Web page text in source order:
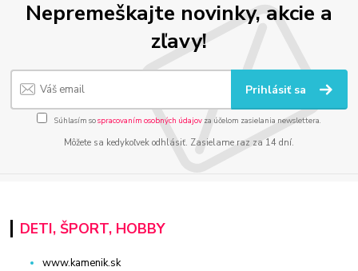
Nepremeškajte novinky, akcie a
zľavy!
Prihlásiť sa
Súhlasím sospracovaním osobných údajov za účelom zasielania newslettera.
Môžete sa kedykoľvek odhlásiť. Zasielame raz za 14 dní.
DETI, ŠPORT, HOBBY
www.kamenik.sk